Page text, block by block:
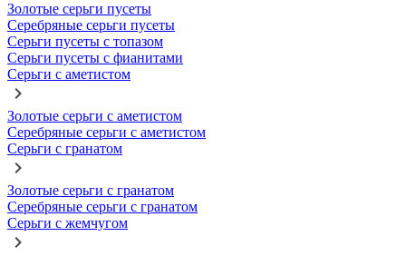
Золотые серьги пусеты
Серебряные серьги пусеты
Серьги пусеты с топазом
Серьги пусеты с фианитами
Серьги с аметистом
Золотые серьги с аметистом
Серебряные серьги с аметистом
Серьги с гранатом
Золотые серьги с гранатом
Серебряные серьги с гранатом
Серьги с жемчугом